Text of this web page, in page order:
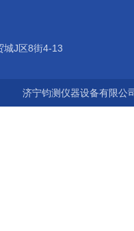
城J区8街4-13
济宁钧测仪器设备有限